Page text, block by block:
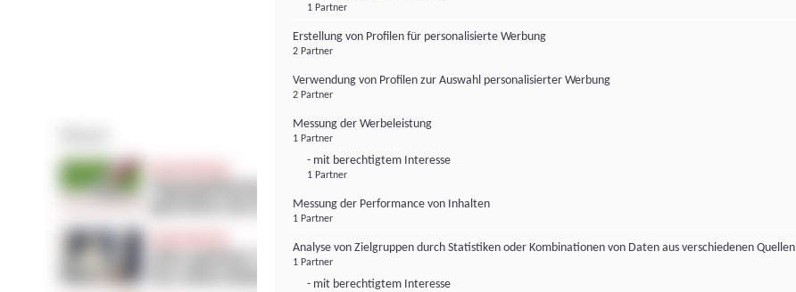
1 Partner
Erstellung von Profilen für personalisierte Werbung
2 Partner
Verwendung von Profilen zur Auswahl personalisierter Werbung
2 Partner
Messung der Werbeleistung
1 Partner
- mit berechtigtem Interesse
1 Partner
Messung der Performance von Inhalten
1 Partner
Analyse von Zielgruppen durch Statistiken oder Kombinationen von Daten aus verschiedenen Quellen
1 Partner
- mit berechtigtem Interesse